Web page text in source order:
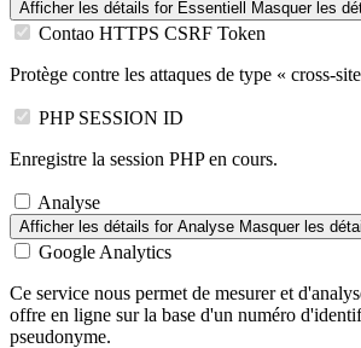
Afficher les détails for Essentiell Masquer les
Contao HTTPS CSRF Token
Protège contre les attaques de type « cross-
PHP SESSION ID
Enregistre la session PHP en cours.
Analyse
Afficher les détails for Analyse Masquer les
Google Analytics
Ce service nous permet de mesurer et
offre en ligne sur la base d'un numéro
pseudonyme.